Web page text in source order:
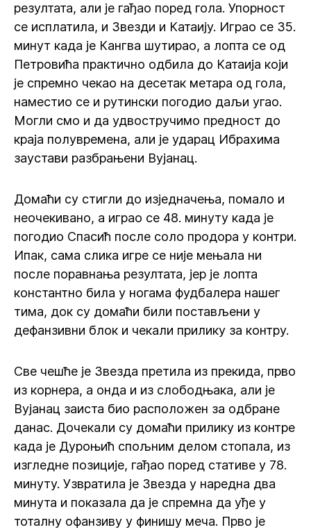
резултата, али је гађао поред гола. Упорност
се исплатила, и Звезди и Катаију. Играо се 35.
минут када је Кангва шутирао, а лопта се од
Петровића практично одбила до Катаија који
је спремно чекао на десетак метара од гола,
наместио се и рутински погодио даљи угао.
Могли смо и да удвостручимо предност до
краја полувремена, али је ударац Ибрахима
заустави разбрањени Вујанац.
Домаћи су стигли до изједначења, помало и
неочекивано, а играо се 48. минуту када је
погодио Спасић после соло продора у контри.
Ипак, сама слика игре се није мењала ни
после поравнања резултата, јер је лопта
константно била у ногама фудбалера нашег
тима, док су домаћи били постављени у
дефанзивни блок и чекали прилику за контру.
Све чешће је Звезда претила из прекида, прво
из корнера, а онда и из слободњака, али је
Вујанац заиста био расположен за одбране
данас. Дочекали су домаћи прилику из контре
када је Дуроњић спољним делом стопала, из
изгледне позиције, гађао поред стативе у 78.
минуту. Узвратила је Звезда у наредна два
минута и показала да је спремна да уђе у
тоталну офанзиву у финишу меча. Прво је